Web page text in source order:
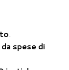
.
spese di